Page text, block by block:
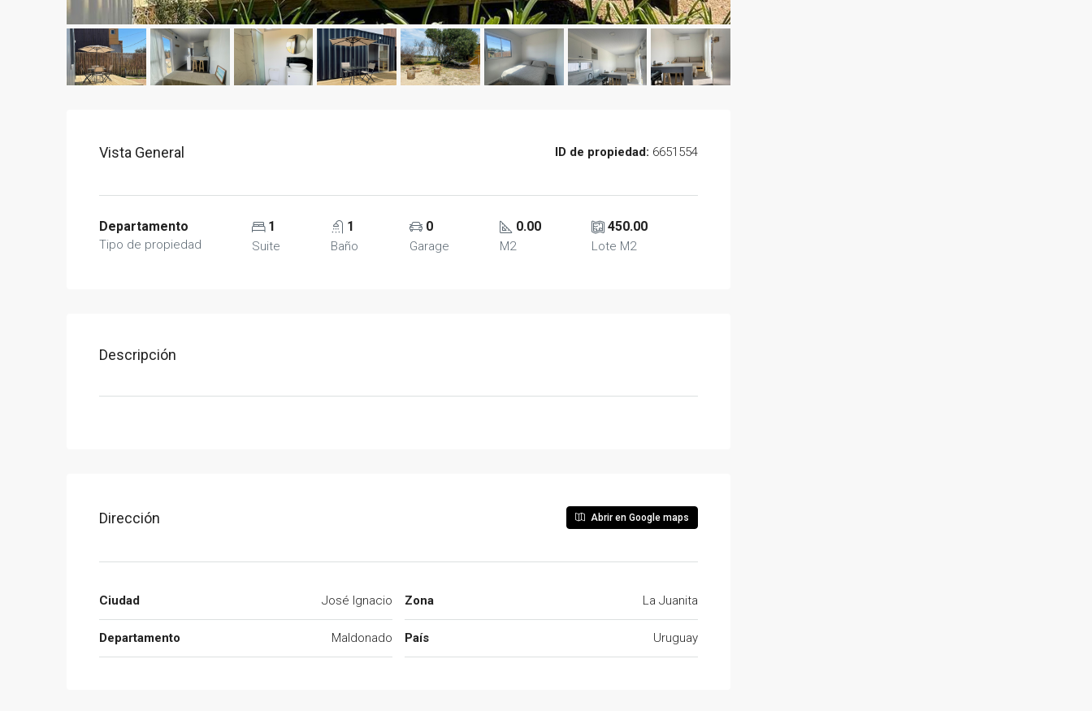
Vista General ID de propiedad: 6651554
Departamento
Tipo de propiedad
1
Suite
1
Baño
0
Garage
0.00
M2
450.00
Lote M2
Descripción
Dirección Abrir en Google maps
Ciudad José Ignacio
Departamento Maldonado
Zona La Juanita
País Uruguay